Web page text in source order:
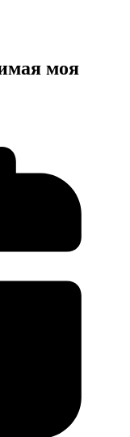
моя